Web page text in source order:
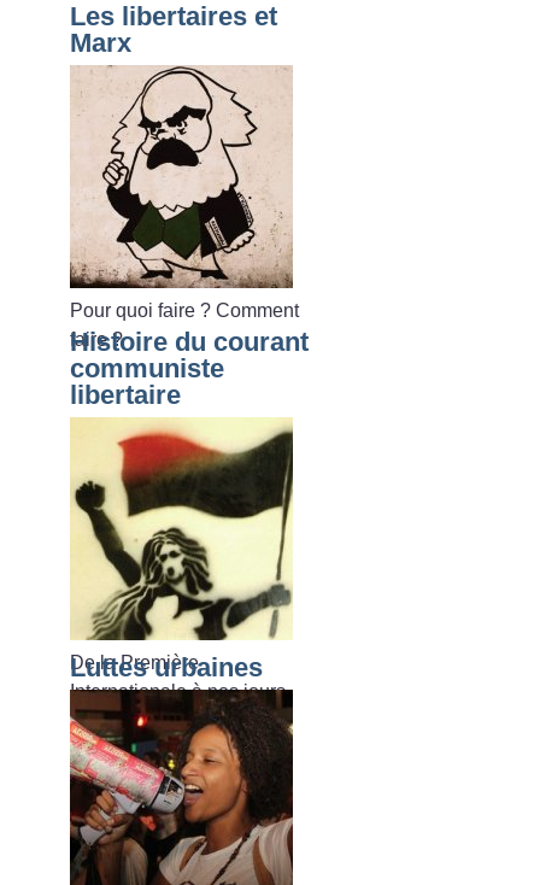
Les libertaires et
Marx
Pour quoi faire ? Comment
faire ?
Histoire du courant
communiste
libertaire
De la Première
Internationale à nos jours.
Luttes urbaines